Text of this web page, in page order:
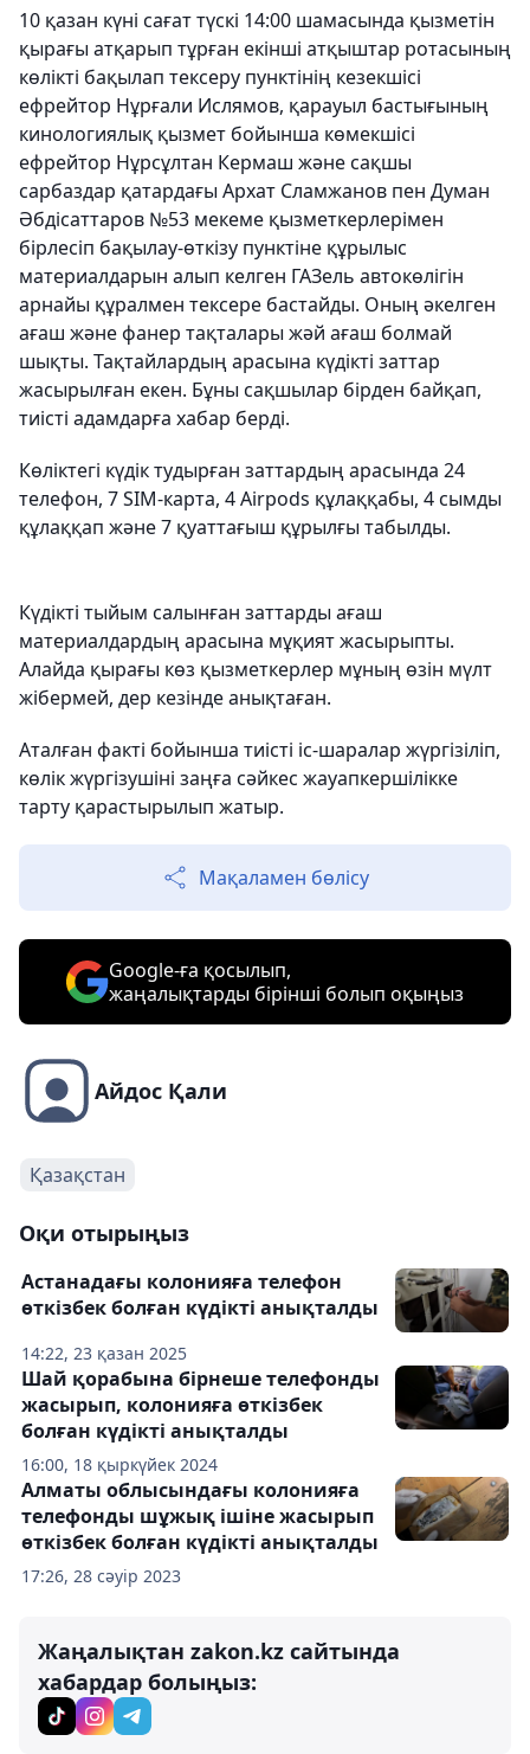
10 қазан күні сағат түскі 14:00 шамасында қызметін
қырағы атқарып тұрған екінші атқыштар ротасының
көлікті бақылап тексеру пунктінің кезекшісі
ефрейтор Нұрғали Ислямов, қарауыл бастығының
кинологиялық қызмет бойынша көмекшісі
ефрейтор Нұрсұлтан Кермаш және сақшы
сарбаздар қатардағы Архат Сламжанов пен Думан
Әбдісаттаров №53 мекеме қызметкерлерімен
бірлесіп бақылау-өткізу пунктіне құрылыс
материалдарын алып келген ГАЗель автокөлігін
арнайы құралмен тексере бастайды. Оның әкелген
ағаш және фанер тақталары жәй ағаш болмай
шықты. Тақтайлардың арасына күдікті заттар
жасырылған екен. Бұны сақшылар бірден байқап,
тиісті адамдарға хабар берді.
Көліктегі күдік тудырған заттардың арасында 24
телефон, 7 SIM-карта, 4 Airpods құлаққабы, 4 сымды
құлаққап және 7 қуаттағыш құрылғы табылды.
Күдікті тыйым салынған заттарды ағаш
материалдардың арасына мұқият жасырыпты.
Алайда қырағы көз қызметкерлер мұның өзін мүлт
жібермей, дер кезінде анықтаған.
Аталған факті бойынша тиісті іс-шаралар жүргізіліп,
көлік жүргізушіні заңға сәйкес жауапкершілікке
тарту қарастырылып жатыр.
Мақаламен бөлісу
Google-ға қосылып,
жаңалықтарды бірінші болып оқыңыз
Айдос Қали
Қазақстан
Оқи отырыңыз
14:22, 23 қазан 2025
Астанадағы колонияға телефон
өткізбек болған күдікті анықталды
16:00, 18 қыркүйек 2024
Шай қорабына бірнеше телефонды
жасырып, колонияға өткізбек
болған күдікті анықталды
17:26, 28 сәуір 2023
Алматы облысындағы колонияға
телефонды шұжық ішіне жасырып
өткізбек болған күдікті анықталды
Жаңалықтан zakon.kz сайтында
хабардар болыңыз: